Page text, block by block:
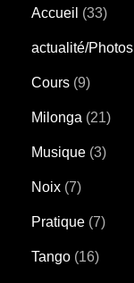
Accueil (33)
actualité/Photos
Cours (9)
Milonga (21)
Musique (3)
Noix (7)
Pratique (7)
Tango (16)